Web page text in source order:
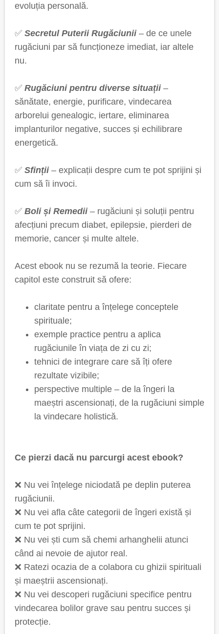
evoluția personală.
✅ Secretul Puterii Rugăciunii– de ce unele
rugăciuni par să funcționeze imediat, iar altele
nu.
✅ Rugăciuni pentru diverse situații–
sănătate, energie, purificare, vindecarea
arborelui genealogic, iertare, eliminarea
implanturilor negative, succes și echilibrare
energetică.
✅ Sfinții– explicații despre cum te pot sprijini și
cum să îi invoci.
✅ Boli și Remedii– rugăciuni și soluții pentru
afecțiuni precum diabet, epilepsie, pierderi de
memorie, cancer și multe altele.
Acest ebook nu se rezumă la teorie. Fiecare
capitol este construit să ofere:
claritate pentru a înțelege conceptele
spirituale;
exemple practice pentru a aplica
rugăciunile în viața de zi cu zi;
tehnici de integrare care să îți ofere
rezultate vizibile;
perspective multiple – de la îngeri la
maeștri ascensionați, de la rugăciuni simple
la vindecare holistică.
Ce pierzi dacă nu parcurgi acest ebook?
❌ Nu vei înțelege niciodată pe deplin puterea
rugăciunii.
❌ Nu vei afla câte categorii de îngeri există și
cum te pot sprijini.
❌ Nu vei ști cum să chemi arhanghelii atunci
când ai nevoie de ajutor real.
❌ Ratezi ocazia de a colabora cu ghizii spirituali
și maeștrii ascensionați.
❌ Nu vei descoperi rugăciuni specifice pentru
vindecarea bolilor grave sau pentru succes și
protecție.